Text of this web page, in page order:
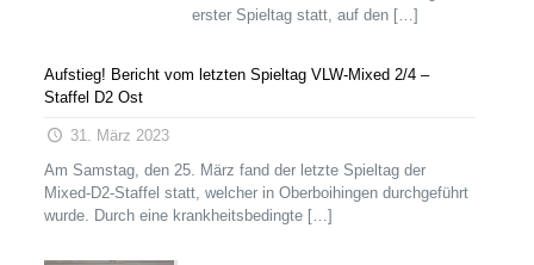
erster Spieltag statt, auf den […]
Aufstieg! Bericht vom letzten Spieltag VLW-Mixed 2/4 –
Staffel D2 Ost
31. März 2023
Am Samstag, den 25. März fand der letzte Spieltag der
Mixed-D2-Staffel statt, welcher in Oberboihingen durchgeführt
wurde. Durch eine krankheitsbedingte[…]